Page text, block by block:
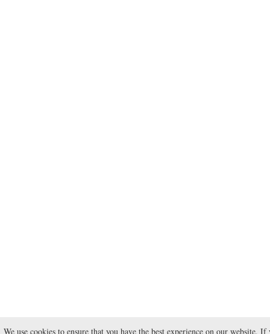
We use cookies to ensure that you have the best experience on our website.